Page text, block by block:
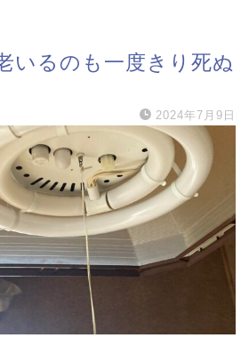
いるのも一度きり死ぬ
2024年7月9日